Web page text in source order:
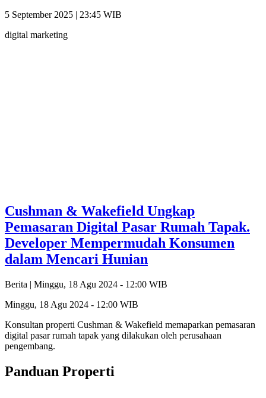
5 September 2025 | 23:45 WIB
digital marketing
Cushman & Wakefield Ungkap
Pemasaran Digital Pasar Rumah Tapak.
Developer Mempermudah Konsumen
dalam Mencari Hunian
Berita | Minggu, 18 Agu 2024 - 12:00 WIB
Minggu, 18 Agu 2024 - 12:00 WIB
Konsultan properti Cushman & Wakefield memaparkan pemasaran
digital pasar rumah tapak yang dilakukan oleh perusahaan
pengembang.
Panduan Properti